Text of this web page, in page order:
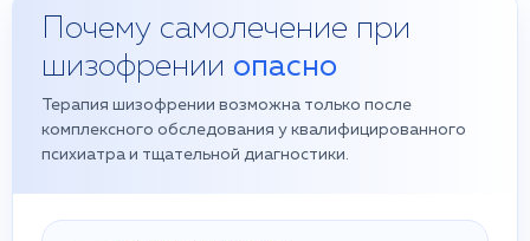
Почему самолечение при
шизофрении опасно
Терапия шизофрении возможна только после
комплексного обследования у квалифицированного
психиатра и тщательной диагностики.